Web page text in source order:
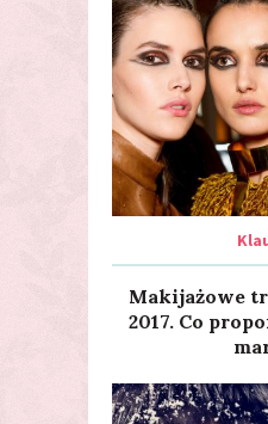
Makijażowe
2017. Co